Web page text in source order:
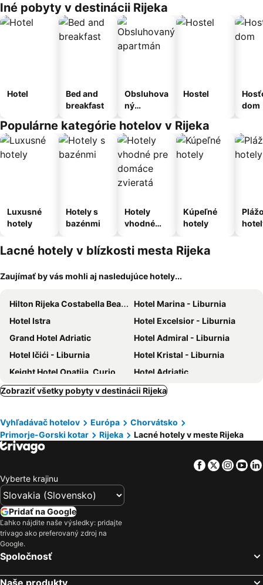
Iné pobyty v destinácii Rijeka
Hotel
Bed and
breakfast
Obsluhova
ný
Hostel
dom
Populárne kategórie hotelov v Rijeka
Luxusné
hotely
Hotely s
bazénmi
Hotely
vhodné
domáce
zvieratá
Kúpeľné
hotely
Lacné hotely v blízkosti mesta Rijeka
Zaujímať by vás mohli aj nasledujúce hotely...
Hilton Rijeka Costabella Beach Resort & Spa
Hotel Marina - Liburnia
Hotel Istra
Hotel Excelsior - Liburnia
Grand Hotel Adriatic
Hotel Admiral - Liburnia
Hotel Ičići - Liburnia
Hotel Kristal - Liburnia
Keight Hotel Opatija, Curio Collection By Hilton
Hotel Adriatic
Bristol Hotel Opatija
Hotel Park
Hotel Bellevue - Liburnia
Hotel Lungomare Opatija
Uvala Scott
Hotel Imperial - Liburnia
Hotel Lovran
Boarding House Lucija
Hotel Ambasador
Astoria Hotel Opatija
Amadria Park Grand Hotel 4 Opatijska Cvijeta
Hotel Ambasador - Liburnia
Villa Mira
FourRoomotel
Hotel Continental
Hotel Villa Laurel
Zobraziť všetky pobyty v destinácii Rijeka
Vyhľadávač hotelov Európa
Chorvátsko
Primorje-Gorski kotar
Rijeka Lacné hotely v meste Rijeka
Facebook
Twitter
Vyberte krajinu
Pridať na Google
Ľahko nájdite naše výsledky: pridajte
trivago ako preferovaný zdroj na
Google.
Spoločnosť
Naše produkty